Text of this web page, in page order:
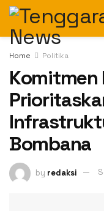
Home Politika
Komitmen
Bombana
by redaksi